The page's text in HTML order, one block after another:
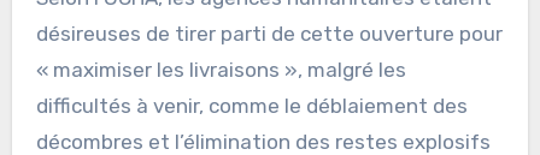
désireuses de tirer parti de cette ouverture pour
« maximiser les livraisons », malgré les
difficultés à venir, comme le déblaiement des
décombres et l’élimination des restes explosifs